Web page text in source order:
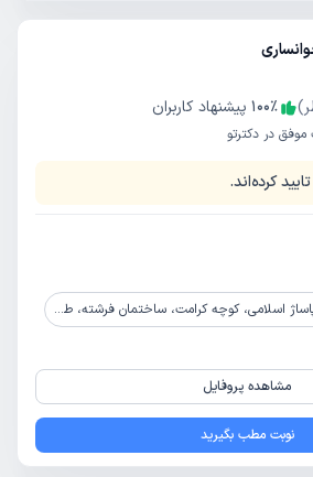
100٪
پیشنهاد کاربران
موفق در دکترتو
کرده‌اند.
اسلامی، کوچه کرامت، ساختمان فرشته، طبقه 2، واحد 7
مشاهده پروفایل
نوبت مطب بگیرید